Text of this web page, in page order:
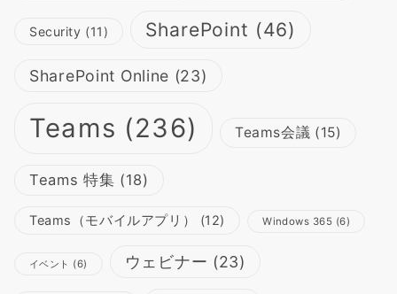
Security (11) SharePoint (46)
SharePoint Online (23)
Teams (236) Teams会議 (15)
Teams 特集 (18)
Teams（モバイルアプリ） (12) Windows 365 (6)
イベント (6) ウェビナー (23)